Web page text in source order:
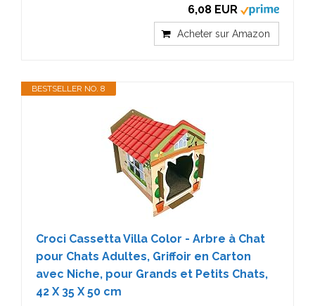
6,08 EUR
Acheter sur Amazon
BESTSELLER NO. 8
Croci Cassetta Villa Color - Arbre à Chat
pour Chats Adultes, Griffoir en Carton
avec Niche, pour Grands et Petits Chats,
42 X 35 X 50 cm